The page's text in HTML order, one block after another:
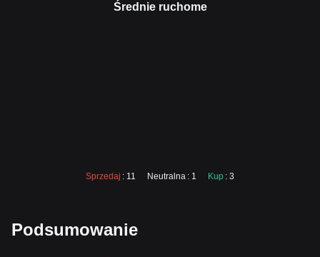
Średnie ruchome
Sprzedaj : 11 Neutralna : 1 Kup : 3
Podsumowanie